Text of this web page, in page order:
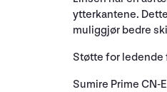
ytterkantene.
muliggjør bedre
Støtte for ledende
Sumire Prime CN-